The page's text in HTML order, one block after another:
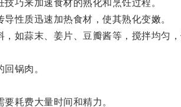
巧来加速食材的熟化和烹饪过程。
性质迅速加热食材，使其熟化变嫩。
蒜末、姜片、豆瓣酱等，搅拌均匀，
锅肉。
耗费大量时间和精力。